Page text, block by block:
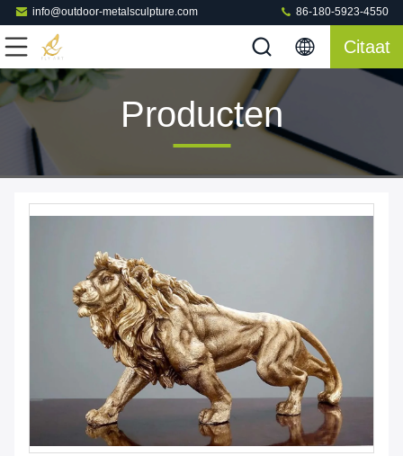
info@outdoor-metalsculpture.com 86-180-5923-4550
Citaat
Producten